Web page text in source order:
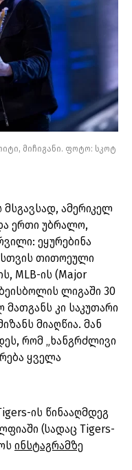
მიჩიგანი. ფოტო: სკოტ
ამერიკელ
ერთი უბრალო,
ეყურებინა
თითოეული
MLB-ის (Major
ლიგაში 30
კი საკუთარი
მიაღწია. მან
რომ „ხანგრძლივი
ყველა
ის წინააღმდეგ
(სადაც Tigers-
ინსტაგრამზე